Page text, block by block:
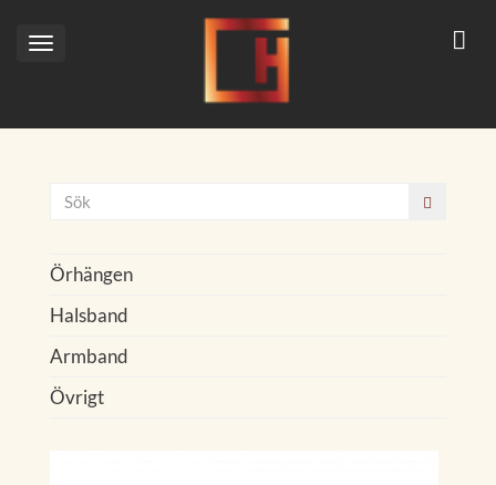
Toggle
Örhängen
Halsband
Armband
Övrigt